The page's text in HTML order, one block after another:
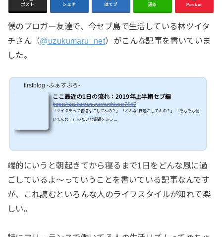
ポスト シェア はてブ 送る Pocket
僕のブロガー友達で、今セブ島で生活している林ツイタ
チさん（@uzukumaru_net）がこんな記事を書いていま
した。
firstblog -ふぁすぶろ-
ここ最近の1日の流れ：2019年上半期セブ編
https://uzukumaru.net/archives/7647
「ツイタチって普段なにしてんの？」 「どんな1日過ごしてんの？」 「そもそも働
いてんの？」 みたいな質問をふっ ...
端的にいうと朝起きてから寝るまで1日をどんな風に過
ごしているよ〜っていうことを書いている記事なんです
が、これ読むといろんな人のライフスタイルが知れて楽
しい。